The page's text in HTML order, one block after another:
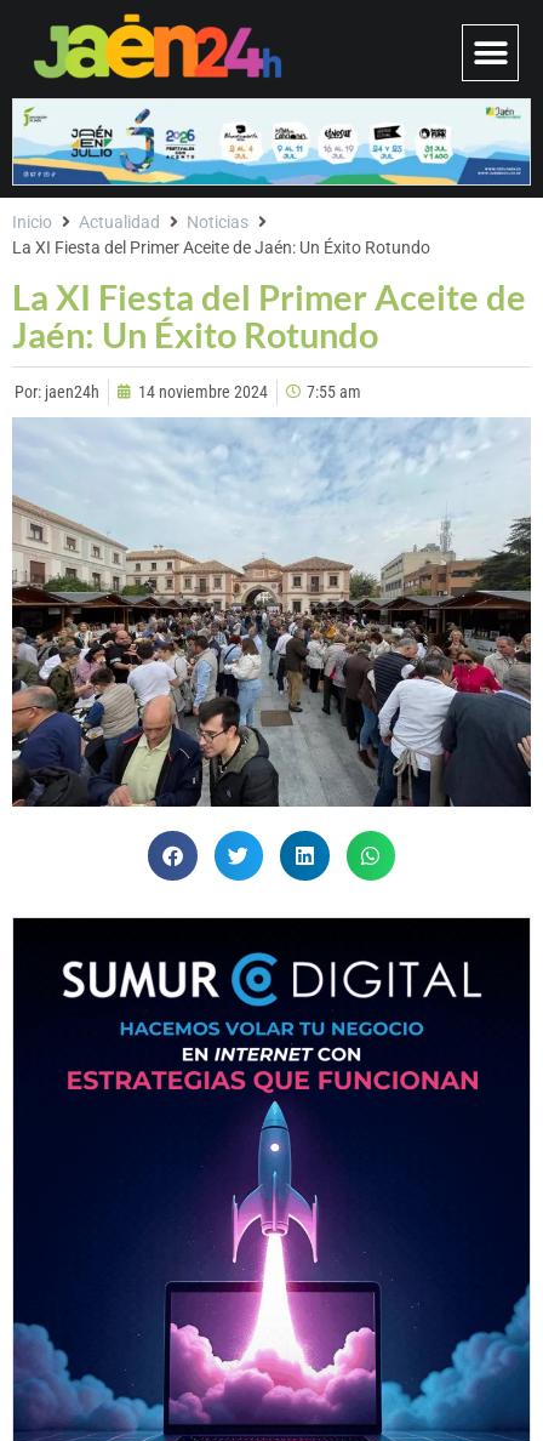
La XI Fiesta del Primer Aceite de
Jaén: Un Éxito Rotundo
Inicio Actualidad
Noticias
La XI Fiesta del Primer Aceite de Jaén: Un Éxito Rotundo
Por: jaen24h 14 noviembre 2024 7:55 am